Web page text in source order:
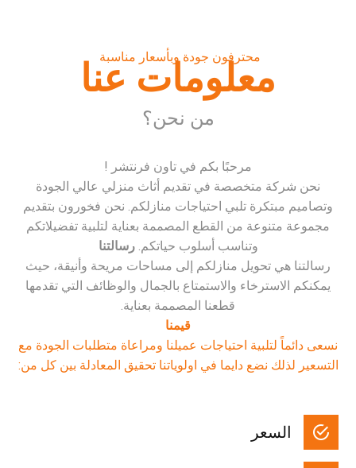
محترفون جودة وبأسعار مناسبة
معلومات عنا
من نحن؟
مرحبًا بكم في تاون فرنتشر !
نحن شركة متخصصة في تقديم أثاث منزلي عالي الجودة
وتصاميم مبتكرة تلبي احتياجات منازلكم. نحن فخورون بتقديم
مجموعة متنوعة من القطع المصممة بعناية لتلبية تفضيلاتكم
وتناسب أسلوب حياتكم.رسالتنا
رسالتنا هي تحويل منازلكم إلى مساحات مريحة وأنيقة، حيث
يمكنكم الاسترخاء والاستمتاع بالجمال والوظائف التي تقدمها
قطعنا المصممة بعناية.
قيمنا
نسعى دائماً لتلبية احتياجات عميلنا ومراعاة متطلبات الجودة مع
التسعير لذلك نضع دايما في اولوياتنا تحقيق المعادلة بين كل من:
السعر